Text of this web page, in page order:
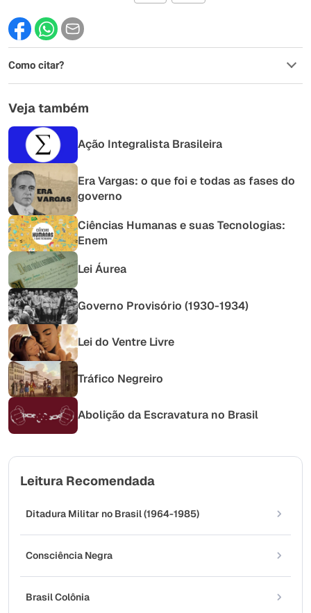
Este conteúdo contém informação incorreta
Este conteúdo não tem a informação que procuro
Como citar?
Veja também
Ação Integralista Brasileira
Era Vargas: o que foi e todas as fases do
governo
Ciências Humanas e suas Tecnologias:
Enem
Lei Áurea
Governo Provisório (1930-1934)
Lei do Ventre Livre
Tráfico Negreiro
Abolição da Escravatura no Brasil
Leitura Recomendada
Ditadura Militar no Brasil (1964-1985)
Consciência Negra
Brasil Colônia